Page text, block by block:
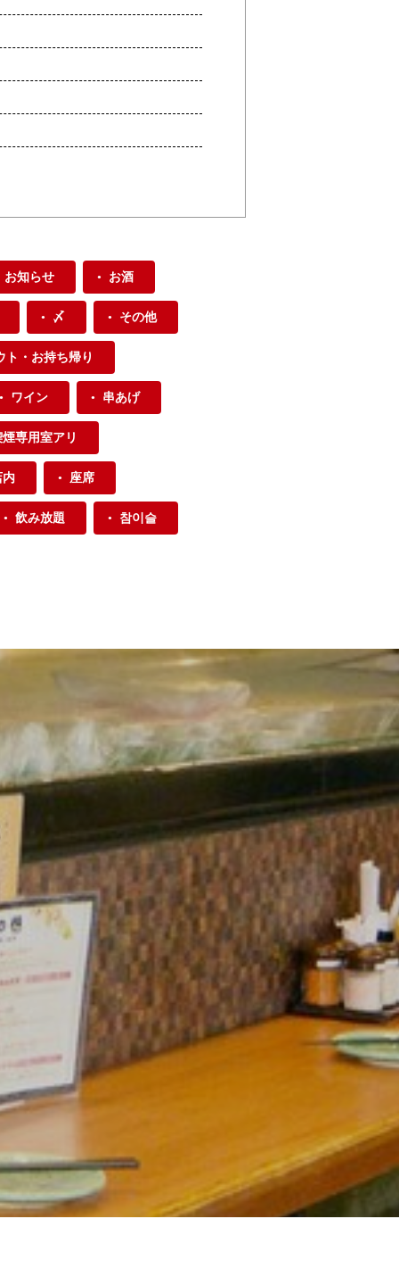
お知らせ お酒
〆 その他
ト・お持ち帰り
ワイン 串あげ
煙専用室アリ
内 座席
飲み放題 참이슬